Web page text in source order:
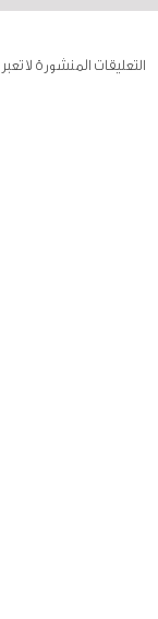
التعليقات المنشورة لا